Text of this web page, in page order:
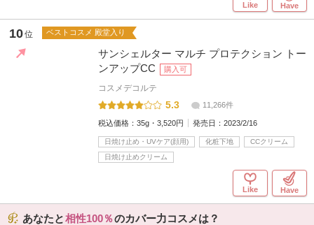
Like Have
10位 ベストコスメ 殿堂入り
サンシェルター マルチ プロテクション トー
ンアップCC
購入可
コスメデコルテ
5.3 11,266件
税込価格： 35g・3,520円 発売日： 2023/2/16
日焼け止め・UVケア(顔用) 化粧下地
CCクリーム
日焼け止めクリーム
Like Have
あなたと相性100 のカバー力コスメは？